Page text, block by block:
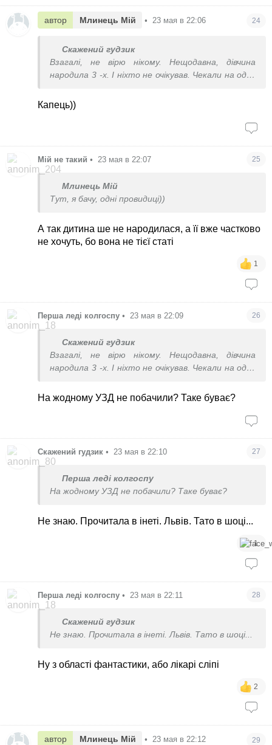
автор Млинець Мій • 23 мая в 22:06 24
Скажений гудзик
Взагалі, не вірю нікому. Нещодавна, дівчина
народила 3 -х. І ніхто не очікував. Чекали на одну
Капець))
Мій не такий • 23 мая в 22:07 25
Млинець Мій
Тут, я бачу, одні провидиці))
А так дитина ше не народилася, а її вже частково
не хочуть, бо вона не тієї статі
1
Перша леді колгоспу • 23 мая в 22:09 26
Скажений гудзик
Взагалі, не вірю нікому. Нещодавна, дівчина
народила 3 -х. І ніхто не очікував. Чекали на одну
На жодному УЗД не побачили? Таке буває?
Скажений гудзик • 23 мая в 22:10 27
Перша леді колгоспу
На жодному УЗД не побачили? Таке буває?
Не знаю. Прочитала в інеті. Львів. Тато в шоці...
1
Перша леді колгоспу • 23 мая в 22:11 28
Скажений гудзик
Не знаю. Прочитала в інеті. Львів. Тато в шоці...
Ну з області фантастики, або лікарі сліпі
2
автор Млинець Мій • 23 мая в 22:12 29